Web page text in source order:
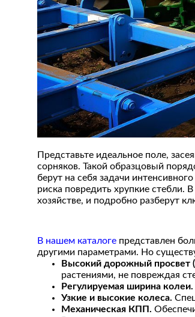
Представьте идеальное поле,
сорняков. Такой образцовый
берут на себя задачи
риска повредить хрупкие стебли.
хозяйстве, и подробно разберут
В нашем каталоге представлен
другими параметрами. Но
Высокий дорожный просвет
растениями, не повреждая
Регулируемая ширина колеи.
Узкие и высокие колеса.
Механическая КПП.